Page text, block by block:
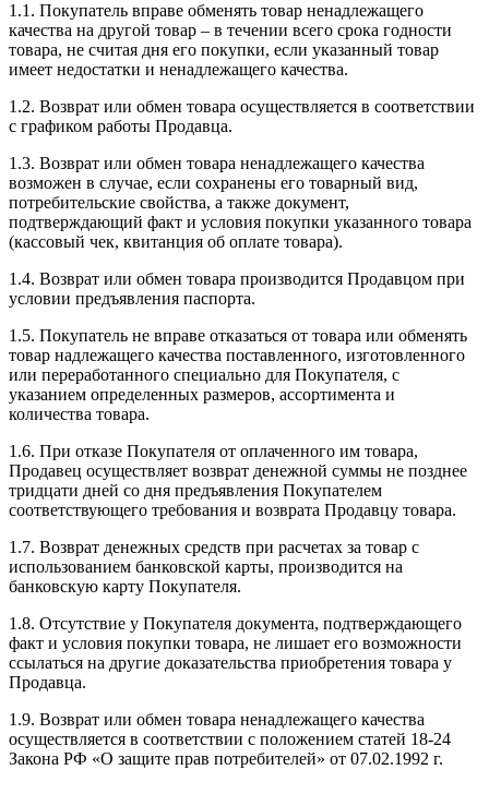
1.1. Покупатель вправе обменять товар ненадлежащего
качества на другой товар – в течении всего срока годности
товара, не считая дня его покупки, если указанный товар
имеет недостатки и ненадлежащего качества.
1.2. Возврат или обмен товара осуществляется в соответствии
с графиком работы Продавца.
1.3. Возврат или обмен товара ненадлежащего качества
возможен в случае, если сохранены его товарный вид,
потребительские свойства, а также документ,
подтверждающий факт и условия покупки указанного товара
(кассовый чек, квитанция об оплате товара).
1.4. Возврат или обмен товара производится Продавцом при
условии предъявления паспорта.
1.5. Покупатель не вправе отказаться от товара или обменять
товар надлежащего качества поставленного, изготовленного
или переработанного специально для Покупателя, с
указанием определенных размеров, ассортимента и
количества товара.
1.6. При отказе Покупателя от оплаченного им товара,
Продавец осуществляет возврат денежной суммы не позднее
тридцати дней со дня предъявления Покупателем
соответствующего требования и возврата Продавцу товара.
1.7. Возврат денежных средств при расчетах за товар с
использованием банковской карты, производится на
банковскую карту Покупателя.
1.8. Отсутствие у Покупателя документа, подтверждающего
факт и условия покупки товара, не лишает его возможности
ссылаться на другие доказательства приобретения товара у
Продавца.
1.9. Возврат или обмен товара ненадлежащего качества
осуществляется в соответствии с положением статей 18-24
Закона РФ «О защите прав потребителей» от 07.02.1992 г.